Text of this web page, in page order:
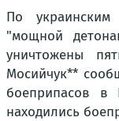
По
"мощной
уничтожены
Мосийчук**
боеприпасов в
находились